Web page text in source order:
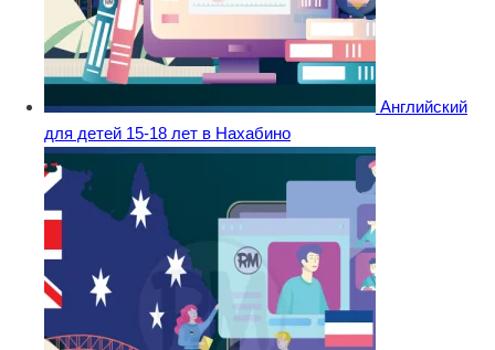
Английский
для детей 15-18 лет в Нахабино